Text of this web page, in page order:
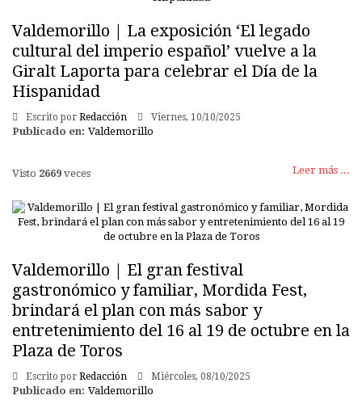
Valdemorillo | La exposición ‘El legado
cultural del imperio español’ vuelve a la
Giralt Laporta para celebrar el Día de la
Hispanidad
Escrito por Redacción Viernes, 10/10/2025
Publicado en: Valdemorillo
Leer más ...
Visto 2669 veces
Valdemorillo | El gran festival
gastronómico y familiar, Mordida Fest,
brindará el plan con más sabor y
entretenimiento del 16 al 19 de octubre en la
Plaza de Toros
Escrito por Redacción Miércoles, 08/10/2025
Publicado en: Valdemorillo